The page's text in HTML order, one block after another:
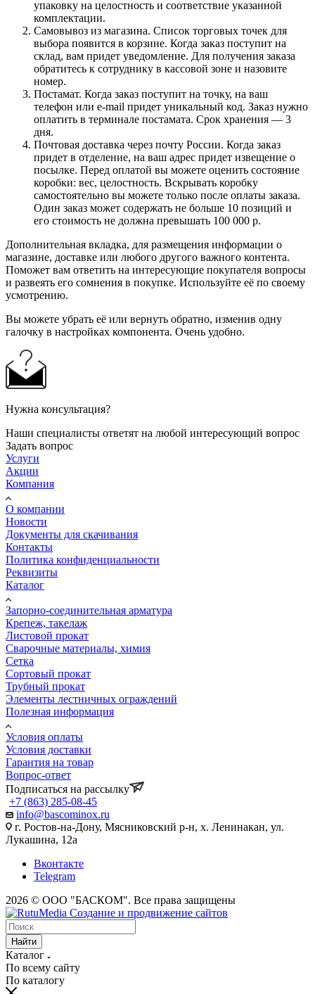
упаковку на целостность и соответствие указанной
комплектации.
Самовывоз из магазина. Список торговых точек для
выбора появится в корзине. Когда заказ поступит на
склад, вам придет уведомление. Для получения заказа
обратитесь к сотруднику в кассовой зоне и назовите
номер.
Постамат. Когда заказ поступит на точку, на ваш
телефон или e-mail придет уникальный код. Заказ нужно
оплатить в терминале постамата. Срок хранения — 3
дня.
Почтовая доставка через почту России. Когда заказ
придет в отделение, на ваш адрес придет извещение о
посылке. Перед оплатой вы можете оценить состояние
коробки: вес, целостность. Вскрывать коробку
самостоятельно вы можете только после оплаты заказа.
Один заказ может содержать не больше 10 позиций и
его стоимость не должна превышать 100 000 р.
Дополнительная вкладка, для размещения информации о
магазине, доставке или любого другого важного контента.
Поможет вам ответить на интересующие покупателя вопросы
и развеять его сомнения в покупке. Используйте её по своему
усмотрению.
Вы можете убрать её или вернуть обратно, изменив одну
галочку в настройках компонента. Очень удобно.
Нужна консультация?
Наши специалисты ответят на любой интересующий вопрос
Задать вопрос
Услуги
Акции
Компания
О компании
Новости
Документы для скачивания
Контакты
Политика конфиденциальности
Реквизиты
Каталог
Запорно-соединительная арматура
Крепеж, такелаж
Листовой прокат
Сварочные материалы, химия
Сетка
Сортовый прокат
Трубный прокат
Элементы лестничных ограждений
Полезная информация
Условия оплаты
Условия доставки
Гарантия на товар
Вопрос-ответ
Подписаться на рассылку
+7 (863) 285-08-45
info@bascominox.ru
г. Ростов-на-Дону, Мясниковский р-н, х. Ленинакан, ул.
Лукашина, 12а
Вконтакте
Telegram
2026 © ООО "БАСКОМ". Все права защищены
Найти
Каталог
По всему сайту
По каталогу